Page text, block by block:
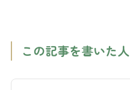
この記事を書いた人